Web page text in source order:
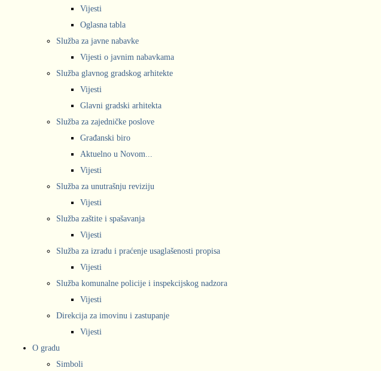
Vijesti
Oglasna tabla
Služba za javne nabavke
Vijesti o javnim nabavkama
Služba glavnog gradskog arhitekte
Vijesti
Glavni gradski arhitekta
Služba za zajedničke poslove
Građanski biro
Aktuelno u Novom...
Vijesti
Služba za unutrašnju reviziju
Vijesti
Služba zaštite i spašavanja
Vijesti
Služba za izradu i praćenje usaglašenosti propisa
Vijesti
Služba komunalne policije i inspekcijskog nadzora
Vijesti
Direkcija za imovinu i zastupanje
Vijesti
O gradu
Simboli